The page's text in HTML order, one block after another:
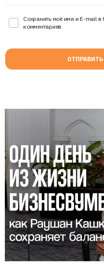
Сохранить моё имя и E-mail
комментариев